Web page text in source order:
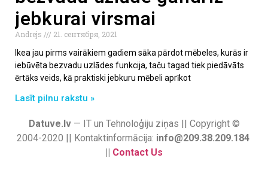
jebkurai virsmai
Andrejs
21. сентября, 2021
Ikea jau pirms vairākiem gadiem sāka pārdot mēbeles, kurās ir
iebūvēta bezvadu uzlādes funkcija, taču tagad tiek piedāvāts
ērtāks veids, kā praktiski jebkuru mēbeli aprīkot
Lasīt pilnu rakstu »
Datuve.lv— IT un Tehnoloģiju ziņas || Copyright ©
2004-2020 || Kontaktinformācija: info@209.38.209.184
|| Contact Us